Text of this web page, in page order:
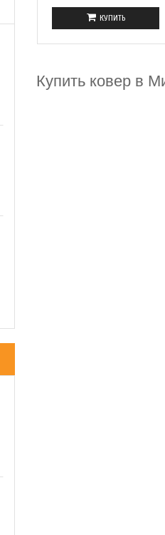
КУПИТЬ
Купить ковер в